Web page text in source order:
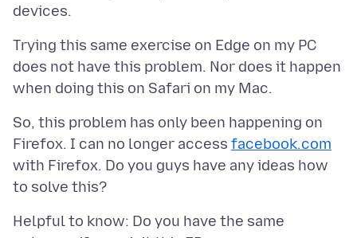
Trying this same exercise on Edge on my PC
does not have this problem. Nor does it happen
So, this problem has only been happening on
Firefox. I can no longer access facebook.com
with Firefox. Do you guys have any ideas how
Helpful to know: Do you have the same